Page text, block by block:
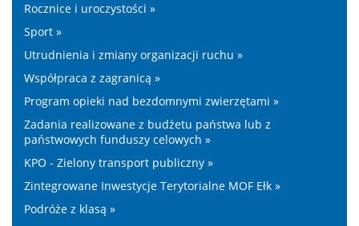
Rocznice i uroczystości »
Sport »
Utrudnienia i zmiany organizacji ruchu »
Współpraca z zagranicą »
Program opieki nad bezdomnymi zwierzętami »
Zadania realizowane z budżetu państwa lub z
państwowych funduszy celowych »
KPO - Zielony transport publiczny »
Zintegrowane Inwestycje Terytorialne MOF Ełk »
Podróże z klasą »